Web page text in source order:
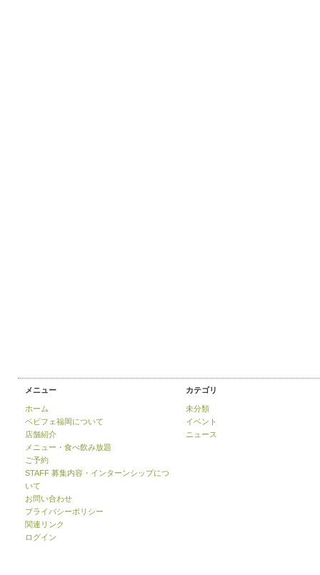
メニュー
ホーム
ベビフェ福岡について
店舗紹介
メニュー・食べ飲み放題
ご予約
STAFF 募集内容・インターンシップにつ
いて
お問い合わせ
プライバシーポリシー
関連リンク
ログイン
カテゴリ
未分類
イベント
ニュース